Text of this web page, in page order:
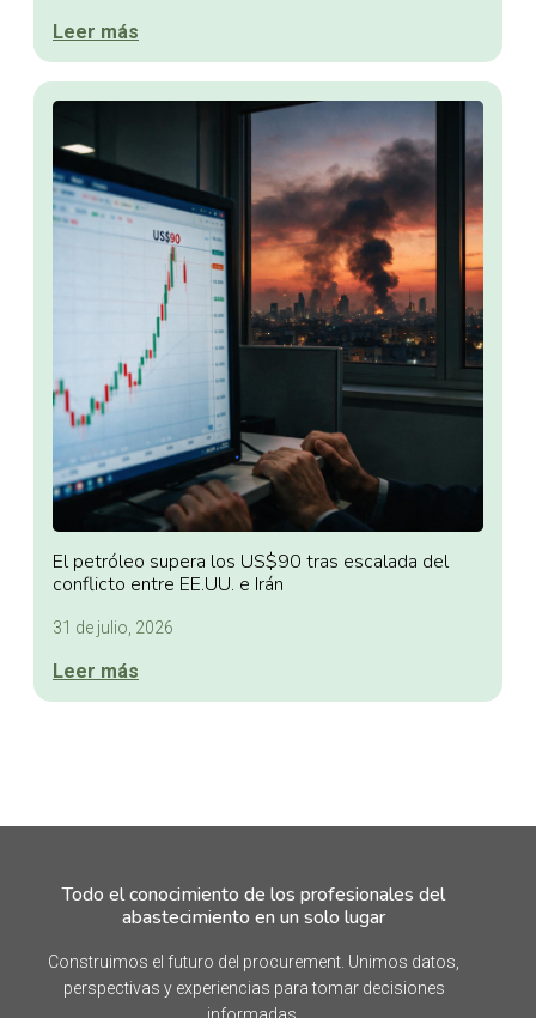
Leer más
El petróleo supera los US$90 tras escalada del
conflicto entre EE.UU. e Irán
31 de julio, 2026
Leer más
Todo el conocimiento de los profesionales del
abastecimiento en un solo lugar
Construimos el futuro del procurement. Unimos datos,
perspectivas y experiencias para tomar decisiones